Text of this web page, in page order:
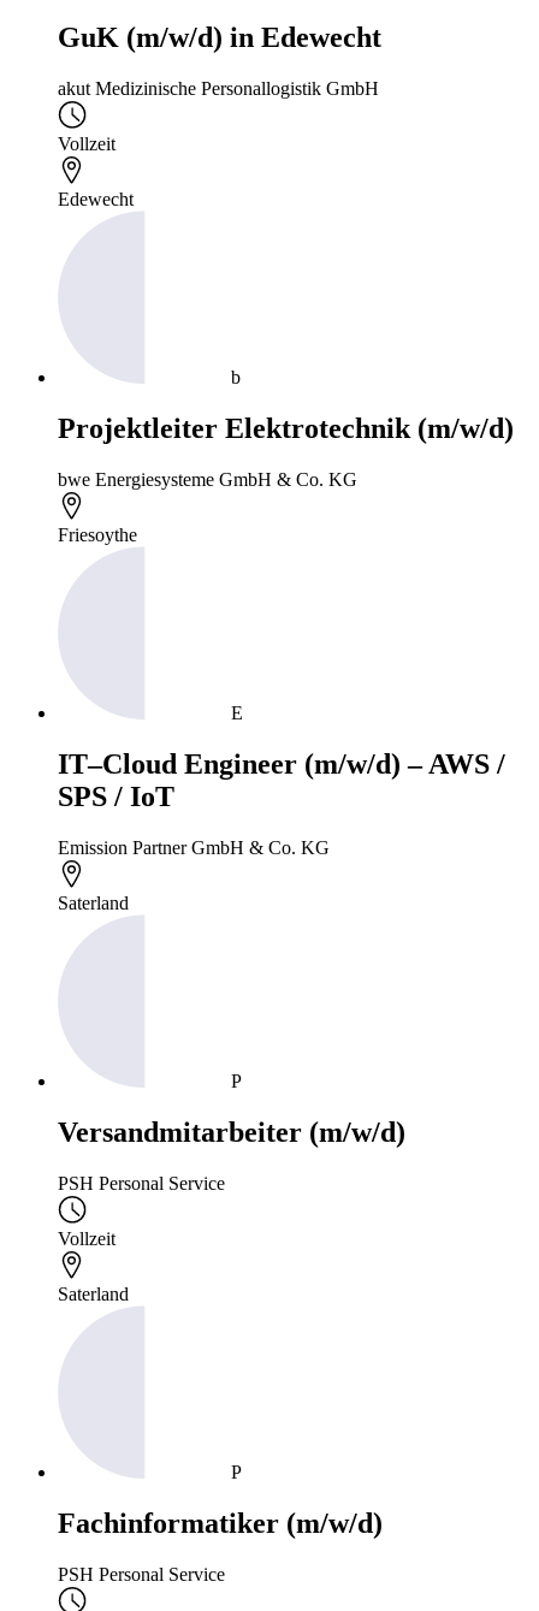
GuK (m/w/d) in Edewecht
akut Medizinische Personallogistik GmbH
Vollzeit
Edewecht
b
Projektleiter Elektrotechnik (m/w/d)
bwe Energiesysteme GmbH & Co. KG
Friesoythe
E
IT–Cloud Engineer (m/w/d) – AWS /
SPS / IoT
Emission Partner GmbH & Co. KG
Saterland
P
Versandmitarbeiter (m/w/d)
PSH Personal Service
Vollzeit
Saterland
P
Fachinformatiker (m/w/d)
PSH Personal Service